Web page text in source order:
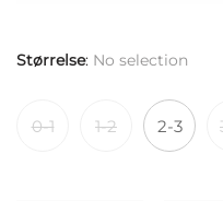
Størrelse: No selection
0-1 1-2 2-3